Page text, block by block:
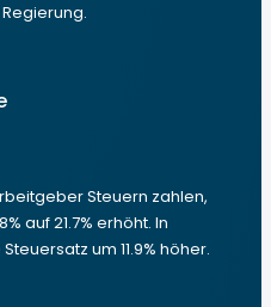
Steuern zahlen,
auf 21.7% erhöht. In
um 11.9% höher.